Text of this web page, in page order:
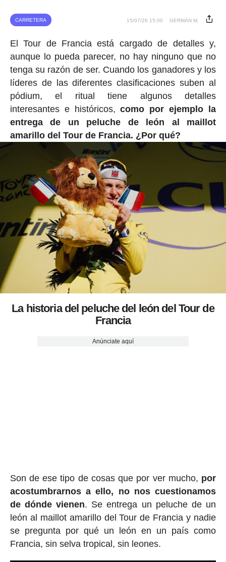
CARRETERA 15/07/26 15:00 GERMÁN M.
El Tour de Francia está cargado de detalles y,
aunque lo pueda parecer, no hay ninguno que no
tenga su razón de ser. Cuando los ganadores y los
líderes de las diferentes clasificaciones suben al
pódium, el ritual tiene algunos detalles
interesantes e históricos,como por ejemplo la
entrega de un peluche de león al maillot
amarillo del Tour de Francia. ¿Por qué?
La historia del peluche del león del Tour de
Francia
Anúnciate aquí
Son de ese tipo de cosas que por ver mucho, por
acostumbrarnos a ello, no nos cuestionamos
de dónde vienen. Se entrega un peluche de un
león al maillot amarillo del Tour de Francia y nadie
se pregunta por qué un león en un país como
Francia, sin selva tropical, sin leones.